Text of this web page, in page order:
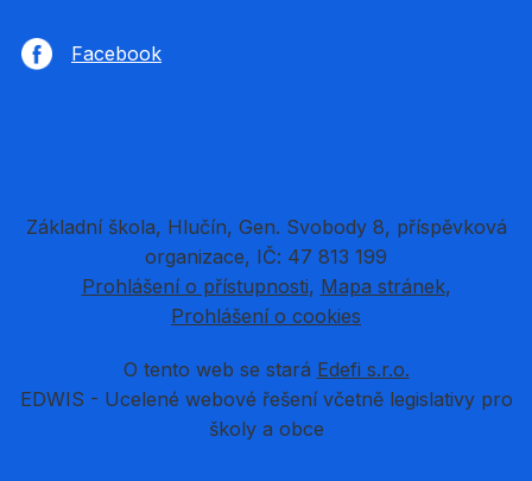
Facebook
Základní škola, Hlučín, Gen. Svobody 8, příspěvková
organizace, IČ: 47 813 199
Prohlášení o přístupnosti Mapa stránek
Prohlášení o cookies
O tento web se stará Edefi s.r.o.
EDWIS - Ucelené webové řešení včetně legislativy pro
školy a obce